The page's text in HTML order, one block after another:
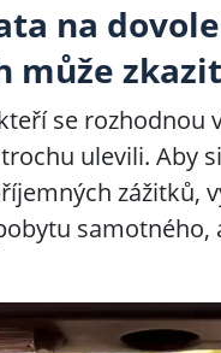
na
může
se rozhodnou
ulevili. Aby
zážitků,
samotného,